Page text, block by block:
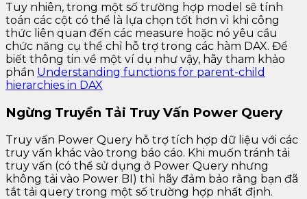
Tuy nhiên, trong một số trường hợp model sẽ tính
toán các cột có thể là lựa chọn tốt hơn vì khi công
thức liên quan đến các measure hoặc nó yêu cầu
chức năng cụ thể chỉ hỗ trợ trong các hàm DAX. Để
biết thông tin về một ví dụ như vậy, hãy tham khảo
phần Understanding functions for parent-child
hierarchies in DAX
Ngừng Truyền Tải Truy Vấn Power Query
Truy vấn Power Query hỗ trợ tích hợp dữ liệu với các
truy vấn khác vào trong báo cáo. Khi muốn tránh tải
truy vấn (có thể sử dụng ở Power Query nhưng
không tải vào Power BI) thì hãy đảm bảo rằng bạn đã
tắt tải query trong một số trường hợp nhất định.